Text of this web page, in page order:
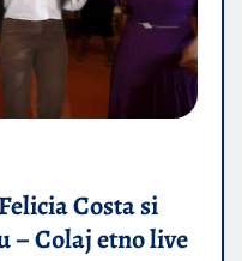
Costa si
– Colaj etno live